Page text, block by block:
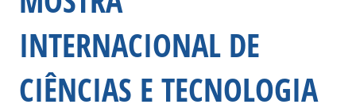
INTERNACIONAL DE
CIÊNCIAS E TECNOLOGIA